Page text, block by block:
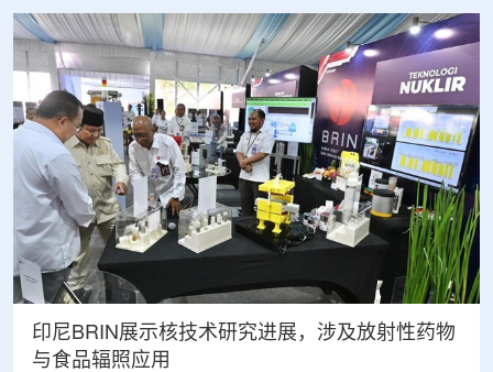
印尼BRIN展示核技术研究进展，涉及放射性药物
与食品辐照应用